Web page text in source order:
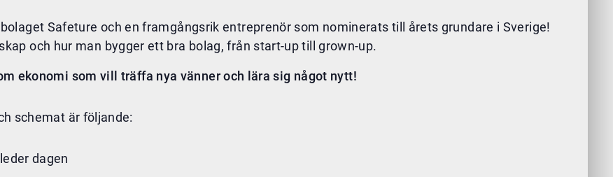
Safeture och en framgångsrik entreprenör som nominerats till årets grundare i Sverige!
och hur man bygger ett bra bolag, från start-up till grown-up.
ekonomi som vill träffa nya vänner och lära sig något nytt!
schemat är följande:
dagen